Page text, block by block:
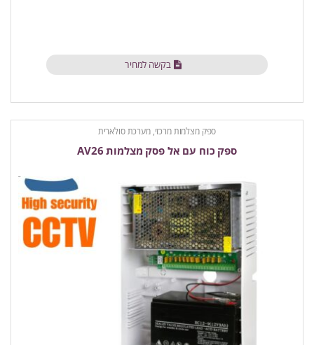
בקשה למחיר
ספק מצלמות מרכזי, מערכת סולארית
ספק כוח עם אל פסק מצלמות AV26